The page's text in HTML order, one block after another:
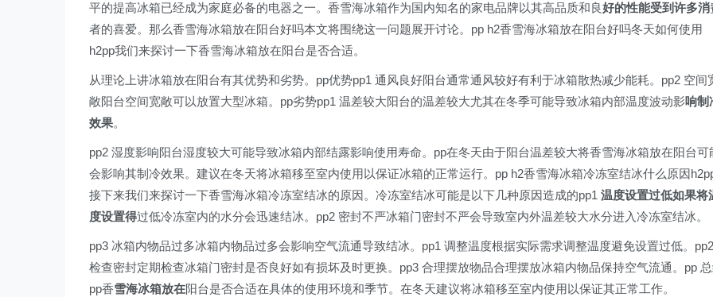
平的提高冰箱已经成为家庭必备的电器之一。香雪海冰箱作为国内知名的家电品牌以其高品质和良好的性能受到许多消
者的喜爱。那么香雪海冰箱放在阳台好吗本文将围绕这一问题展开讨论。pp h2香雪海冰箱放在阳台好吗冬天如何使用
h2pp我们来探讨一下香雪海冰箱放在阳台是否合适。
从理论上讲冰箱放在阳台有其优势和劣势。pp优势pp1 通风良好阳台通常通风较好有利于冰箱散热减少能耗。pp2 空间
敞阳台空间宽敞可以放置大型冰箱。pp劣势pp1 温差较大阳台的温差较大尤其在冬季可能导致冰箱内部温度波动影响制
效果。
pp2 湿度影响阳台湿度较大可能导致冰箱内部结露影响使用寿命。pp在冬天由于阳台温差较大将香雪海冰箱放在阳台可
会影响其制冷效果。建议在冬天将冰箱移至室内使用以保证冰箱的正常运行。pp h2香雪海冰箱冷冻室结冰什么原因
接下来我们来探讨一下香雪海冰箱冷冻室结冰的原因。冷冻室结冰可能是以下几种原因造成的pp1 温度设置过低如果将
度设置得过低冷冻室内的水分会迅速结冰。pp2 密封不严冰箱门密封不严会导致室内外温差较大水分进入冷冻室结冰。
pp3 冰箱内物品过多冰箱内物品过多会影响空气流通导致结冰。pp1 调整温度根据实际需求调整温度避免设置过低。pp2
检查密封定期检查冰箱门密封是否良好如有损坏及时更换。pp3 合理摆放物品合理摆放冰箱内物品保持空气流通。pp
pp香雪海冰箱放在阳台是否合适在具体的使用环境和季节。在冬天建议将冰箱移至室内使用以保证其正常工作。